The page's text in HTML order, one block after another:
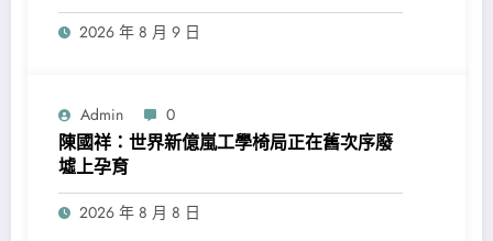
2026 年 8 月 9 日
Admin 0
陳國祥：世界新億嵐工學椅局正在舊次序廢
墟上孕育
2026 年 8 月 8 日